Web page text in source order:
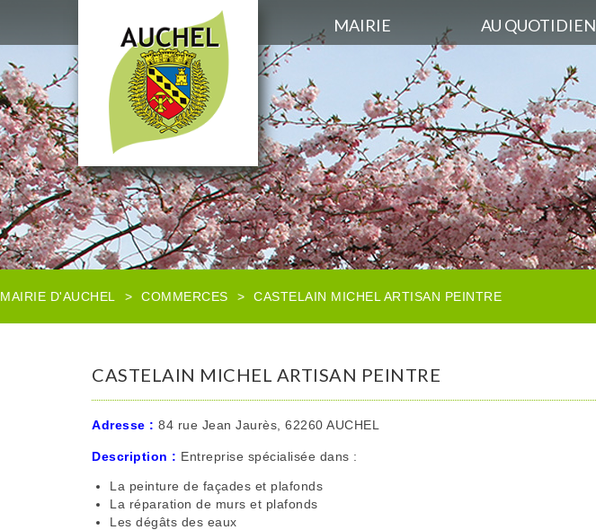
MAIRIE AU QUOTIDIEN
MAIRIE D'AUCHEL > COMMERCES > CASTELAIN MICHEL ARTISAN PEINTRE
CASTELAIN MICHEL ARTISAN PEINTRE
Adresse : 84 rue Jean Jaurès, 62260 AUCHEL
Description : Entreprise spécialisée dans :
La peinture de façades et plafonds
La réparation de murs et plafonds
Les dégâts des eaux